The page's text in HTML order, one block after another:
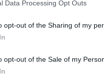
Data Processing Opt Outs
opt-out of the Sharing of my
opt-out of the Sale of my